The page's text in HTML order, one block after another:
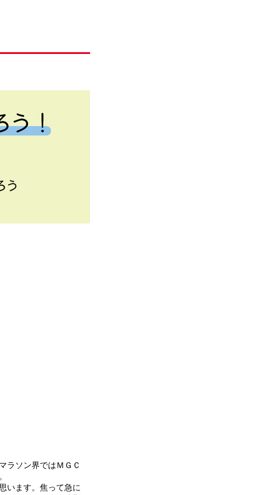
ラソン界ではＭＧＣ
います。焦って急に